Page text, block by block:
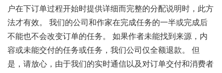
户在下订单过程开始时提供详细而完整的分配说明时，此方
法才有效。 我们的公司和作家在完成任务的一半或完成后
不能也不会改变订单的任务。 如果作者未能找到来源，内
容或未能交付的任务或任务，我们公司仅全额退款。 但
是，请放心，由于我们的实时通信以及对订单交付和消费者